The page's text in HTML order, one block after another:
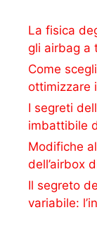
La fisica
gli airbag a
Come
ottimizzare
I segreti
imbattibile
Modifiche
dell’airbox
Il segreto
variabile: